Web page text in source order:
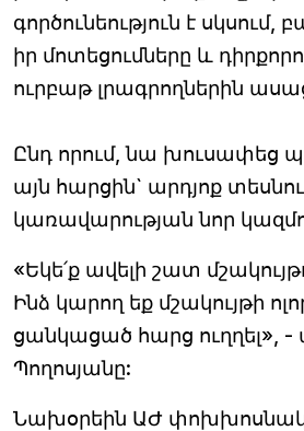
գործունեություն է սկսում,
իր մոտեցումները և
ուրբաթ լրագրողներին
Ընդ որում, նա խուսափեց
այն հարցին` արդյոք
կառավարության նոր
«Եկե՛ք ավելի շատ
Ինձ կարող եք մշակույթի
ցանկացած հարց ուղղել»,
Պողոսյանը:
Նախօրեին ԱԺ